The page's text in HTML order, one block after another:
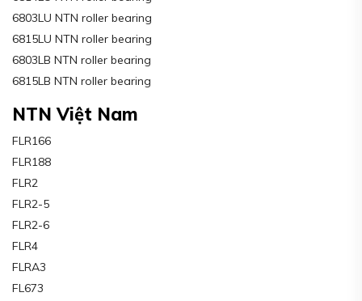
6803LU NTN roller bearing
6815LU NTN roller bearing
6803LB NTN roller bearing
6815LB NTN roller bearing
NTN Việt Nam
FLR166
FLR188
FLR2
FLR2-5
FLR2-6
FLR4
FLRA3
FL673